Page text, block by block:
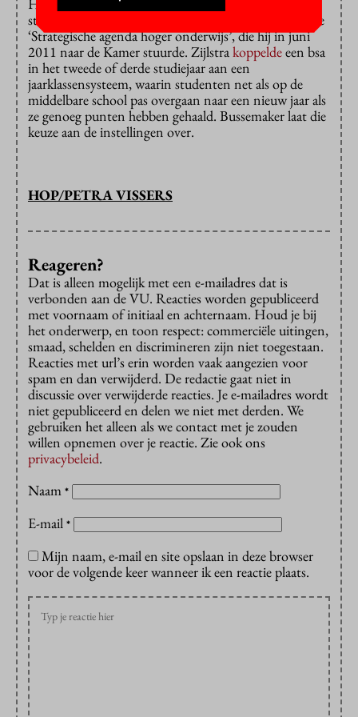
Het idee is niet nieuw. Bussemaker ’s voorganger –
staatssecretaris Halbe Zijlstra – deed het voorstel in de
‘Strategische agenda hoger onderwijs’, die hij in juni
2011 naar de Kamer stuurde. Zijlstrakoppeldeeen bsa
in het tweede of derde studiejaar aan een
jaarklassensysteem, waarin studenten net als op de
middelbare school pas overgaan naar een nieuw jaar als
ze genoeg punten hebben gehaald. Bussemaker laat die
keuze aan de instellingen over.
HOP/PETRA VISSERS
Reageren?
Dat is alleen mogelijk met een e-mailadres dat is
verbonden aan de VU. Reacties worden gepubliceerd
met voornaam of initiaal en achternaam. Houd je bij
het onderwerp, en toon respect: commerciële uitingen,
smaad, schelden en discrimineren zijn niet toegestaan.
Reacties met url’s erin worden vaak aangezien voor
spam en dan verwijderd. De redactie gaat niet in
discussie over verwijderde reacties. Je e-mailadres wordt
niet gepubliceerd en delen we niet met derden. We
gebruiken het alleen als we contact met je zouden
willen opnemen over je reactie. Zie ook ons
privacybeleid.
Naam *
E-mail *
Mijn naam, e-mail en site opslaan in deze browser
voor de volgende keer wanneer ik een reactie plaats.